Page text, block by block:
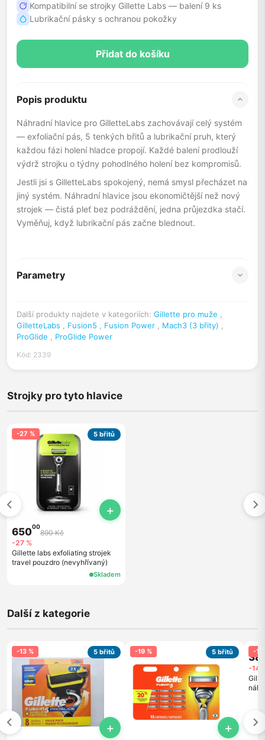
Kompatibilní se strojky Gillette Labs — balení 9 ks
Lubrikační pásky s ochranou pokožky
Přidat do košíku
Popis produktu
Náhradní hlavice pro GilletteLabs zachovávají celý systém
— exfoliační pás, 5 tenkých břitů a lubrikační pruh, který
každou fázi holení hladce propojí. Každé balení prodlouží
výdrž strojku o týdny pohodlného holení bez kompromisů.
Jestli jsi s GilletteLabs spokojený, nemá smysl přecházet na
jiný systém. Náhradní hlavice jsou ekonomičtější než nový
strojek — čistá pleť bez podráždění, jedna průjezdka stačí.
Vyměňuj, když lubrikační pás začne blednout.
Parametry
Další produkty najdete v kategoriích: Gillette pro muže
GilletteLabs
Fusion5 Fusion Power Mach3 (3 břity)
ProGlide
ProGlide Power
Kód: 2339
Strojky pro tyto hlavice
-27 % 5 břitů
+
65000
890 Kč
-27 %
Gillette labs exfoliating strojek
travel pouzdro (nevyhřívaný)
Skladem
Další z kategorie
-13 % 5 břitů
+
-19 % 5 břitů
+
-14
-14